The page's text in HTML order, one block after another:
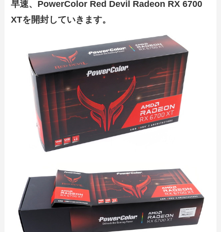
早速、PowerColor Red Devil Radeon RX 6700
XTを開封していきます。